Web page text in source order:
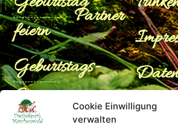
Cookie Einwilligung
verwalten
feiern
Geburtstags-
Set
Partner